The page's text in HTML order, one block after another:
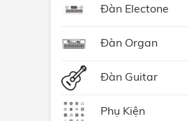
Đàn Electone
Đàn Organ
Đàn Guitar
Phụ Kiện